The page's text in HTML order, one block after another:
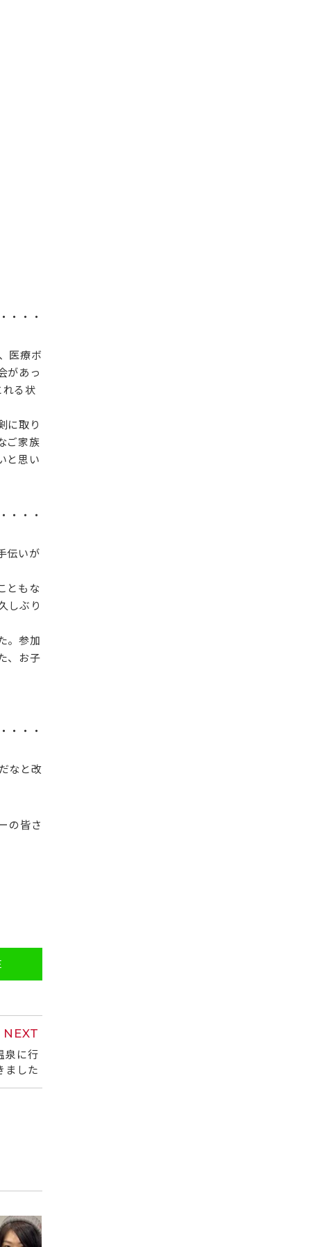
・・・
医療ボ
があっ
る状
に取り
ご家族
と思い
・・・
伝いが
ともな
しぶり
。参加
、お子
・・・
なと改
の皆さ
NEXT
泉に行
ました